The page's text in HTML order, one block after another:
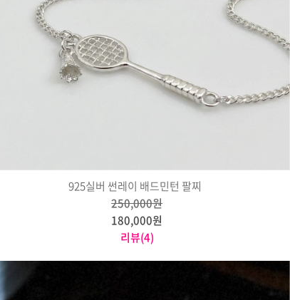
925실버 썬레이 배드민턴 팔찌
250,000원
180,000원
리뷰(4)